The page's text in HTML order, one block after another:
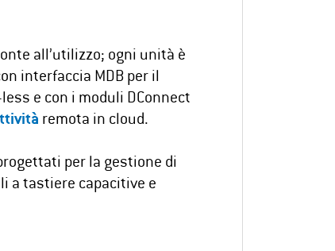
all’utilizzo; ogni unità è
interfaccia MDB per il
e con i moduli DConnect
remota in cloud.
per la gestione di
a tastiere capacitive e